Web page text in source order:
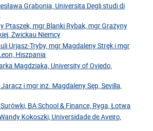
Grabonia, Universita Degli studi di
Ptaszek, mgr Blanki Rybak, mgr Grażyny
Zwickau Niemcy
Urjasz-Tryby, mgr Magdaleny Stręk i mgr
Hiszpania
Magdziaka, University of Oviedo,
i mgr inż. Magdaleny Sęp, Sevilla,
BA School & Finance, Ryga, Łotwa
Kokoszki, Universidade de Aveiro,